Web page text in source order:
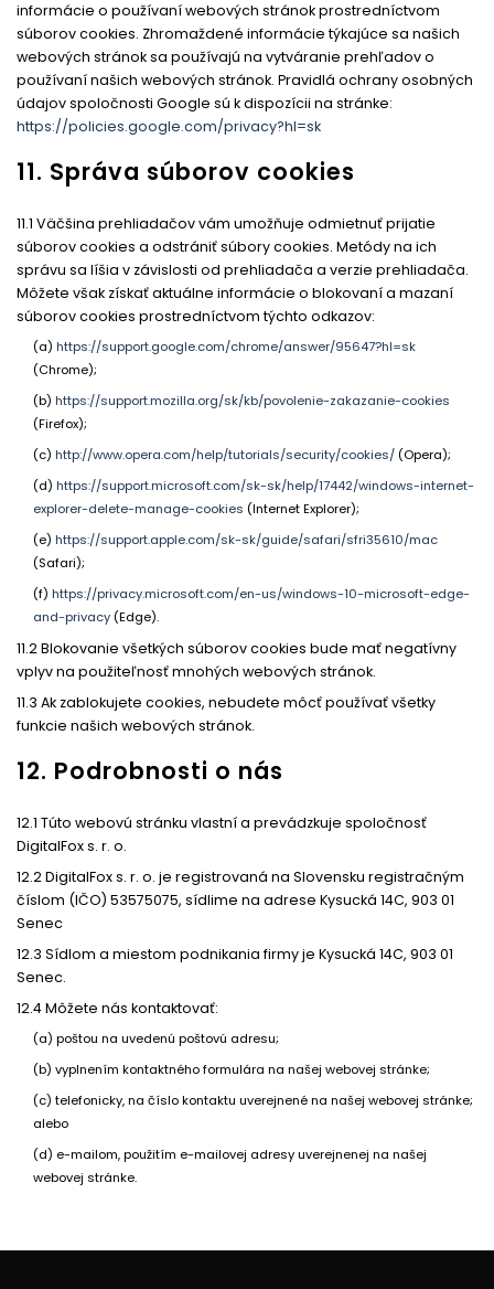
informácie o používaní webových stránok prostredníctvom
súborov cookies. Zhromaždené informácie týkajúce sa našich
webových stránok sa používajú na vytváranie prehľadov o
používaní našich webových stránok. Pravidlá ochrany osobných
údajov spoločnosti Google sú k dispozícii na stránke:
https://policies.google.com/privacy?hl=sk
11. Správa súborov cookies
11.1 Väčšina prehliadačov vám umožňuje odmietnuť prijatie
súborov cookies a odstrániť súbory cookies. Metódy na ich
správu sa líšia v závislosti od prehliadača a verzie prehliadača.
Môžete však získať aktuálne informácie o blokovaní a mazaní
súborov cookies prostredníctvom týchto odkazov:
(a) https://support.google.com/chrome/answer/95647?hl=sk
(Chrome);
(b) https://support.mozilla.org/sk/kb/povolenie-zakazanie-cookies
(Firefox);
(c) http://www.opera.com/help/tutorials/security/cookies/ (Opera);
(d) https://support.microsoft.com/sk-sk/help/17442/windows-internet-
explorer-delete-manage-cookies (Internet Explorer);
(e) https://support.apple.com/sk-sk/guide/safari/sfri35610/mac
(Safari);
(f) https://privacy.microsoft.com/en-us/windows-10-microsoft-edge-
and-privacy (Edge).
11.2 Blokovanie všetkých súborov cookies bude mať negatívny
vplyv na použiteľnosť mnohých webových stránok.
11.3 Ak zablokujete cookies, nebudete môcť používať všetky
funkcie našich webových stránok.
12. Podrobnosti o nás
12.1 Túto webovú stránku vlastní a prevádzkuje spoločnosť
DigitalFox s. r. o.
12.2 DigitalFox s. r. o. je registrovaná na Slovensku registračným
číslom (IČO) 53575075, sídlime na adrese Kysucká 14C, 903 01
Senec
12.3 Sídlom a miestom podnikania firmy je Kysucká 14C, 903 01
Senec.
12.4 Môžete nás kontaktovať:
(a) poštou na uvedenú poštovú adresu;
(b) vyplnením kontaktného formulára na našej webovej stránke;
(c) telefonicky, na číslo kontaktu uverejnené na našej webovej stránke;
alebo
(d) e-mailom, použitím e-mailovej adresy uverejnenej na našej
webovej stránke.